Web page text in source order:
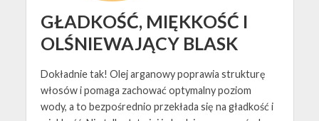
GŁADKOŚĆ, MIĘKKOŚĆ I
OLŚNIEWAJĄCY BLASK
Dokładnie tak! Olej arganowy poprawia strukturę
włosów i pomaga zachować optymalny poziom
wody, a to bezpośrednio przekłada się na gładkość i